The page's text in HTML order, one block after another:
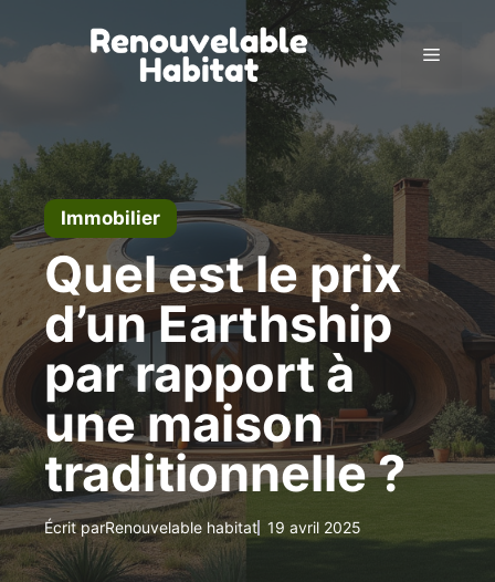
contenu
Menu
Immobilier
Quel est le prix
d’un Earthship
par rapport à
une maison
traditionnelle ?
Écrit parRenouvelable habitat 19 avril 2025